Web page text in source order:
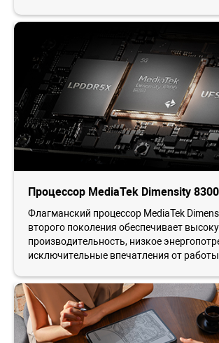
Процессор MediaTek Dimensity
Флагманский процессор MediaTek
второго поколения обеспечивает
производительность, низкое
исключительные впечатления от работы.